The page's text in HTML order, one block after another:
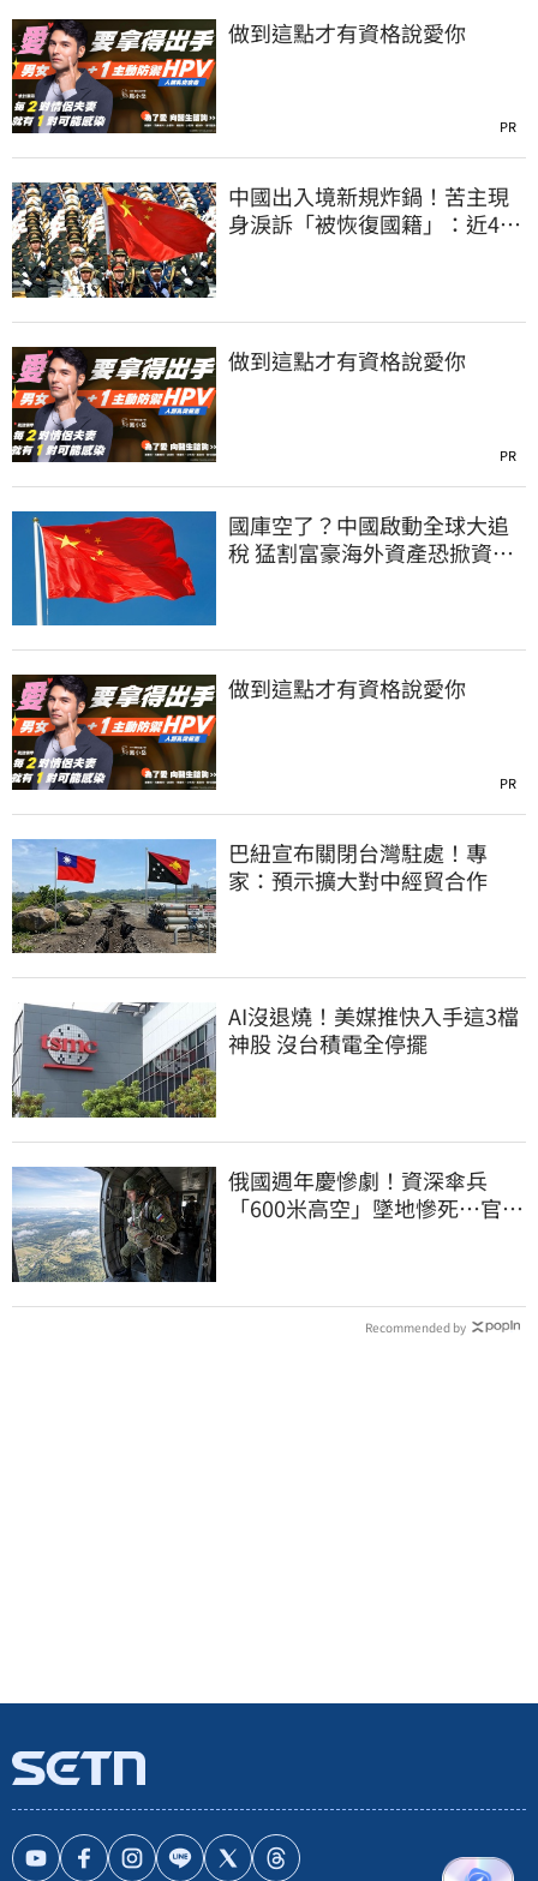
做到這點才有資格說愛你
PR
中國出入境新規炸鍋！苦主現
身淚訴「被恢復國籍」：近4億
做到這點才有資格說愛你
PR
國庫空了？中國啟動全球大追
稅 猛割富豪海外資產恐掀資金
做到這點才有資格說愛你
PR
巴紐宣布關閉台灣駐處！專
家：預示擴大對中經貿合作
AI沒退燒！美媒推快入手這3檔
神股 沒台積電全停擺
俄國週年慶慘劇！資深傘兵
「600米高空」墜地慘死…官方
Recommended by